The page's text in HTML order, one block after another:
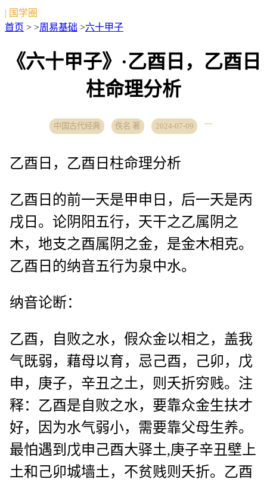
| 国学圈
首页 > >周易基础 >六十甲子
《六十甲子》·乙酉日，乙酉日
柱命理分析
中国古代经典 佚名 著 2024-07-09
乙酉日，乙酉日柱命理分析
乙酉日的前一天是甲申日，后一天是丙
戌日。论阴阳五行，天干之乙属阴之
木，地支之酉属阴之金，是金木相克。
乙酉日的纳音五行为泉中水。
纳音论断：
乙酉，自败之水，假众金以相之，盖我
气既弱，藉母以育，忌己酉，己卯，戊
申，庚子，辛丑之土，则夭折穷贱。注
释：乙酉是自败之水，要靠众金生扶才
好，因为水气弱小，需要靠父母生养。
最怕遇到戊申己酉大驿土,庚子辛丑壁上
土和己卯城墙土，不贫贱则夭折。乙酉